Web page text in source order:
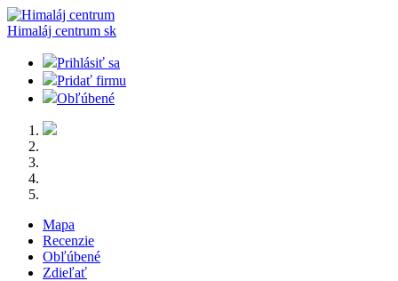
Himaláj centrum sk
Prihlásiť sa
Pridať firmu
Obľúbené
Mapa
Recenzie
Obľúbené
Zdieľať